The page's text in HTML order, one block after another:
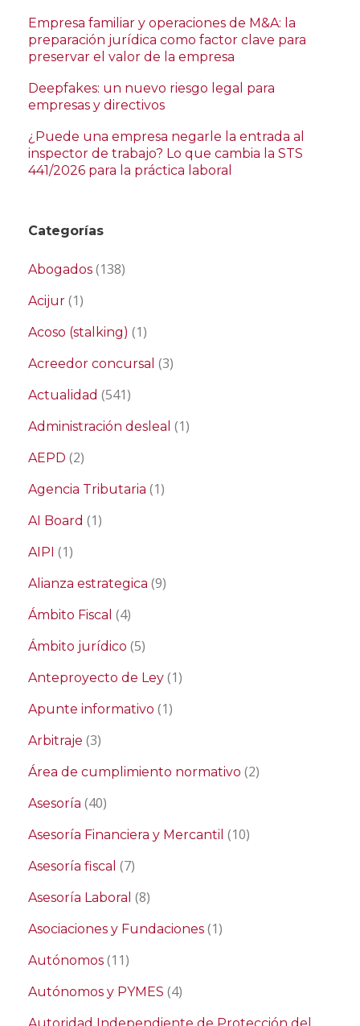
Empresa familiar y operaciones de M&A: la
preparación jurídica como factor clave para
preservar el valor de la empresa
Deepfakes: un nuevo riesgo legal para
empresas y directivos
¿Puede una empresa negarle la entrada al
inspector de trabajo? Lo que cambia la STS
441/2026 para la práctica laboral
Categorías
Abogados (138)
Acijur (1)
Acoso (stalking) (1)
Acreedor concursal (3)
Actualidad (541)
Administración desleal (1)
AEPD (2)
Agencia Tributaria (1)
AI Board (1)
AIPI (1)
Alianza estrategica (9)
Ámbito Fiscal (4)
Ámbito jurídico (5)
Anteproyecto de Ley (1)
Apunte informativo (1)
Arbitraje (3)
Área de cumplimiento normativo (2)
Asesoría (40)
Asesoría Financiera y Mercantil (10)
Asesoría fiscal (7)
Asesoría Laboral (8)
Asociaciones y Fundaciones (1)
Autónomos (11)
Autónomos y PYMES (4)
Autoridad Independiente de Protección del